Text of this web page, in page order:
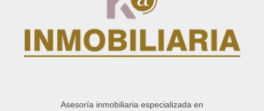
Asesoría inmobiliaria especializada en